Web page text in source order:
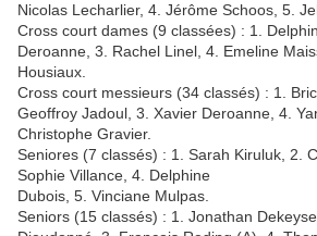
Nicolas Lecharlier, 4. Jérôme Schoos, 5.
Cross court dames (9 classées) : 1.
Deroanne, 3. Rachel Linel, 4. Emeline
Housiaux.
Cross court messieurs (34 classés) : 1.
Geoffroy Jadoul, 3. Xavier Deroanne, 4.
Christophe Gravier.
Seniores (7 classés) : 1. Sarah Kiruluk, 2.
Sophie Villance, 4. Delphine
Dubois, 5. Vinciane Mulpas.
Seniors (15 classés) : 1. Jonathan